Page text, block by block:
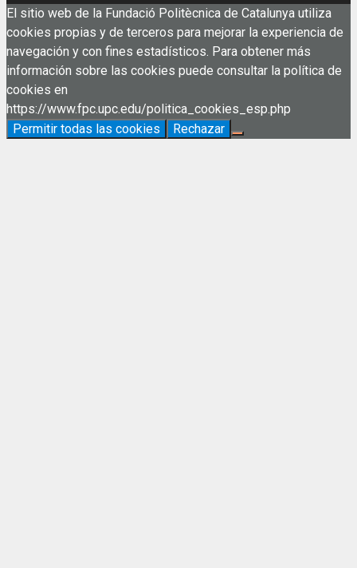
El sitio web de la Fundació Politècnica de Catalunya utiliza
cookies propias y de terceros para mejorar la experiencia de
navegación y con fines estadísticos. Para obtener más
información sobre las cookies puede consultar la política de
cookies en
https://www.fpc.upc.edu/politica_cookies_esp.php
Permitir todas las cookies
Rechazar